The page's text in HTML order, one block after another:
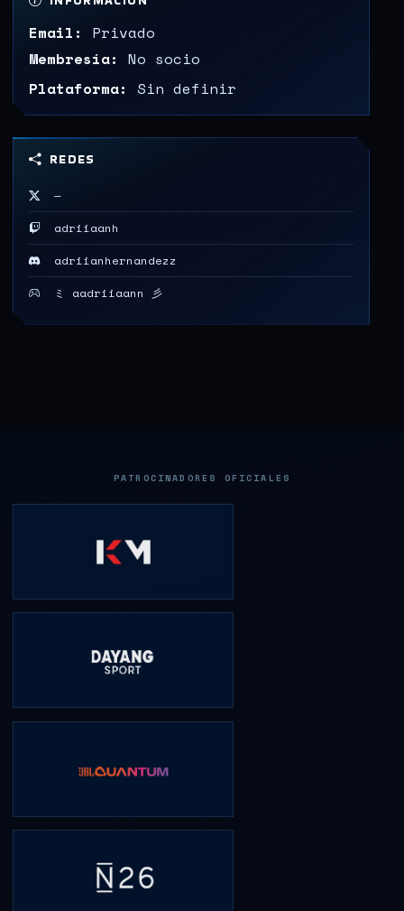
Email:
Privado
Membresía: No socio
Plataforma: Sin definir
REDES
—
adriiaanh
adriianhernandezz
ミ aadriiaann 彡
PATROCINADORES OFICIALES